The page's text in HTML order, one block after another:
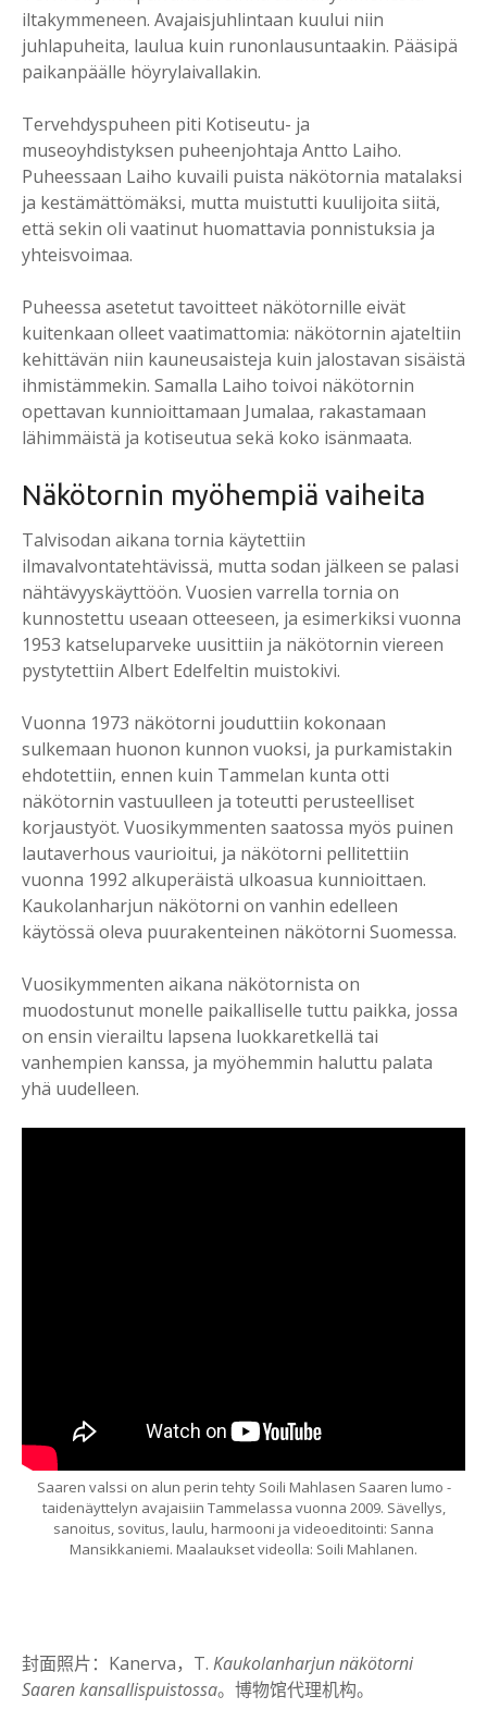
iltakymmeneen. Avajaisjuhlintaan kuului niin
juhlapuheita, laulua kuin runonlausuntaakin. Pääsipä
paikanpäälle höyrylaivallakin.
Tervehdyspuheen piti Kotiseutu- ja
museoyhdistyksen puheenjohtaja Antto Laiho.
Puheessaan Laiho kuvaili puista näkötornia matalaksi
ja kestämättömäksi, mutta muistutti kuulijoita siitä,
että sekin oli vaatinut huomattavia ponnistuksia ja
yhteisvoimaa.
Puheessa asetetut tavoitteet näkötornille eivät
kuitenkaan olleet vaatimattomia: näkötornin ajateltiin
kehittävän niin kauneusaisteja kuin jalostavan sisäistä
ihmistämmekin. Samalla Laiho toivoi näkötornin
opettavan kunnioittamaan Jumalaa, rakastamaan
lähimmäistä ja kotiseutua sekä koko isänmaata.
Näkötornin myöhempiä vaiheita
Talvisodan aikana tornia käytettiin
ilmavalvontatehtävissä, mutta sodan jälkeen se palasi
nähtävyyskäyttöön. Vuosien varrella tornia on
kunnostettu useaan otteeseen, ja esimerkiksi vuonna
1953 katseluparveke uusittiin ja näkötornin viereen
pystytettiin Albert Edelfeltin muistokivi.
Vuonna 1973 näkötorni jouduttiin kokonaan
sulkemaan huonon kunnon vuoksi, ja purkamistakin
ehdotettiin, ennen kuin Tammelan kunta otti
näkötornin vastuulleen ja toteutti perusteelliset
korjaustyöt. Vuosikymmenten saatossa myös puinen
lautaverhous vaurioitui, ja näkötorni pellitettiin
vuonna 1992 alkuperäistä ulkoasua kunnioittaen.
Kaukolanharjun näkötorni on vanhin edelleen
käytössä oleva puurakenteinen näkötorni Suomessa.
Vuosikymmenten aikana näkötornista on
muodostunut monelle paikalliselle tuttu paikka, jossa
on ensin vierailtu lapsena luokkaretkellä tai
vanhempien kanssa, ja myöhemmin haluttu palata
yhä uudelleen.
Saaren valssi on alun perin tehty Soili Mahlasen Saaren lumo -
taidenäyttelyn avajaisiin Tammelassa vuonna 2009. Sävellys,
sanoitus, sovitus, laulu, harmooni ja videoeditointi: Sanna
Mansikkaniemi. Maalaukset videolla: Soili Mahlanen.
封面照片：Kanerva，T. Kaukolanharjun näkötorni
Saaren kansallispuistossa。博物馆代理机构。